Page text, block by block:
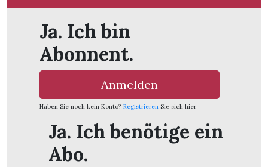
Ja. Ich bin
Abonnent.
Anmelden
Haben Sie noch kein Konto? Registrieren Sie sich hier
Ja. Ich benötige ein
Abo.